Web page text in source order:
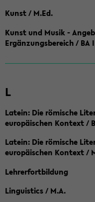
Kunst / M.Ed.
Kunst und Musik -
Ergänzungsbereich / BA
L
Latein: Die römische
europäischen Kontext /
Latein: Die römische
europäischen Kontext /
Lehrerfortbildung
Linguistics / M.A.